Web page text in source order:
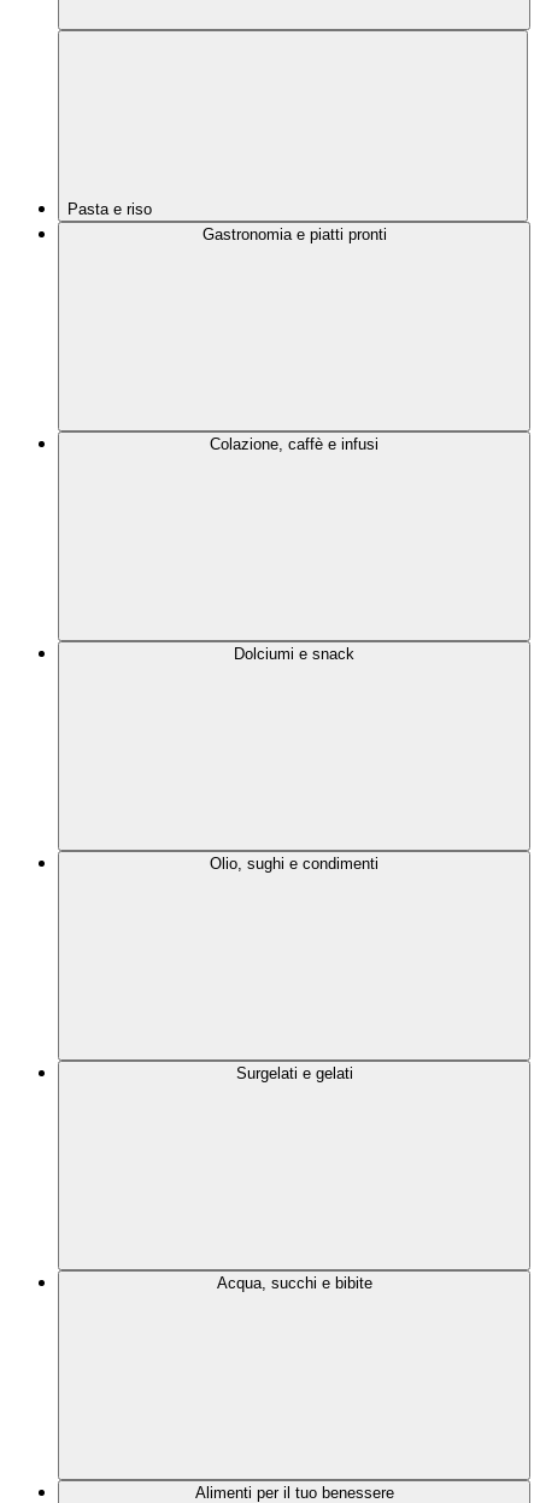
Pasta e riso
Gastronomia e piatti pronti
Colazione, caffè e infusi
Dolciumi e snack
Olio, sughi e condimenti
Surgelati e gelati
Acqua, succhi e bibite
Alimenti per il tuo benessere